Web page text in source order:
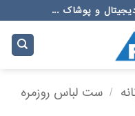
و پوشاک ...
/ ست لباس روزمره